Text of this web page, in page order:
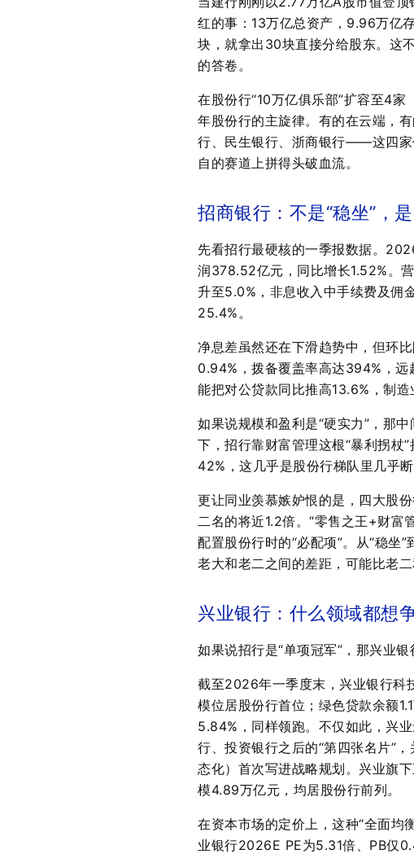
红的事：13万亿总资产，9.96万亿
块，就拿出30块直接分给股东。这
的答卷。
在股份行“10万亿俱乐部”扩容至4
年股份行的主旋律。有的在云端，
行、民生银行、浙商银行——这四家
自的赛道上拼得头破血流。
招商银行：不是“稳坐”，
先看招行最硬核的一季报数据。
润378.52亿元，同比增长1.52%。
升至5.0%，非息收入中手续费及佣
25.4% 。
净息差虽然还在下滑趋势中，但环
0.94%，拨备覆盖率高达394%，远
能把对公贷款同比推高13.6%，制
如果说规模和盈利是“硬实力”，那
下，招行靠财富管理这根“暴利拐杖
42%，这几乎是股份行梯队里几乎
更让同业羡慕嫉妒恨的是，四大股
二名的将近1.2倍。“零售之王+财富
配置股份行时的“必配项”。从“稳坐
老大和老二之间的差距，可能比老二
兴业银行：什么领域都想
如果说招行是“单项冠军”，那兴业
截至2026年一季度末，兴业银行科
模位居股份行首位；绿色贷款余额
5.84%，同样领跑。不仅如此，兴
行、投资银行之后的“第四张名片”
态化）首次写进战略规划。兴业旗
模4.89万亿元，均居股份行前列。
在资本市场的定价上，这种“全面均
业银行2026E PE为5.31倍、PB仅